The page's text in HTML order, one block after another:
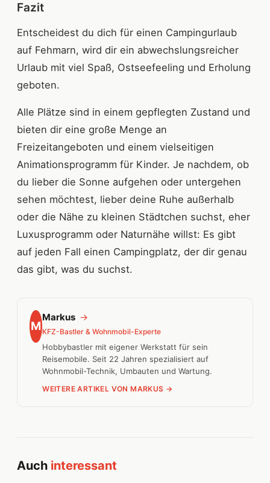
Fazit
Entscheidest du dich für einen Campingurlaub
auf Fehmarn, wird dir ein abwechslungsreicher
Urlaub mit viel Spaß, Ostseefeeling und Erholung
geboten.
Alle Plätze sind in einem gepflegten Zustand und
bieten dir eine große Menge an
Freizeitangeboten und einem vielseitigen
Animationsprogramm für Kinder. Je nachdem, ob
du lieber die Sonne aufgehen oder untergehen
sehen möchtest, lieber deine Ruhe außerhalb
oder die Nähe zu kleinen Städtchen suchst, eher
Luxusprogramm oder Naturnähe willst: Es gibt
auf jeden Fall einen Campingplatz, der dir genau
das gibt, was du suchst.
M
Markus →
KFZ-Bastler & Wohnmobil-Experte
Hobbybastler mit eigener Werkstatt für sein
Reisemobile. Seit 22 Jahren spezialisiert auf
Wohnmobil-Technik, Umbauten und Wartung.
WEITERE ARTIKEL VON MARKUS →
Auch interessant